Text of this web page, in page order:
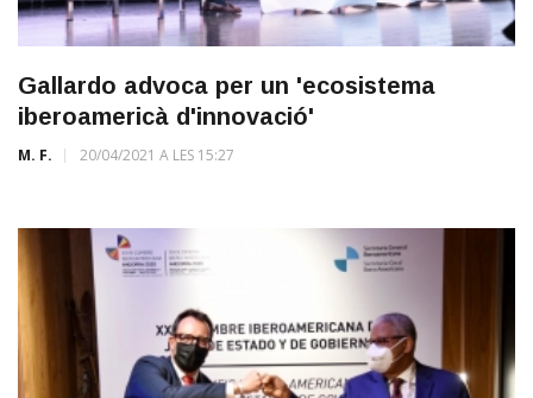
Gallardo advoca per un 'ecosistema
iberoamericà d'innovació'
M. F. 20/04/2021 A LES 15:27